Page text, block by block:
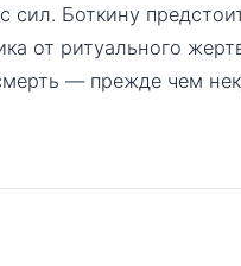
сил. Боткину
от ритуального
— прежде чем